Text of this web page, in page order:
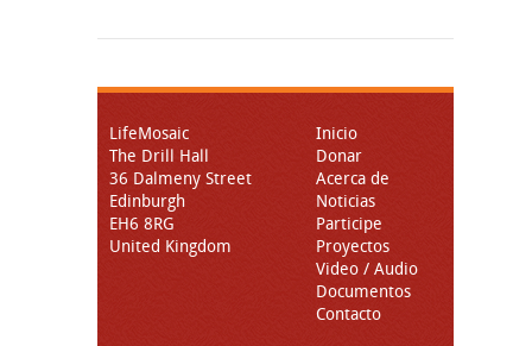
LifeMosaic
The Drill Hall
36 Dalmeny Street
Edinburgh
EH6 8RG
United Kingdom
Inicio
Donar
Acerca de
Noticias
Participe
Proyectos
Video / Audio
Documentos
Contacto